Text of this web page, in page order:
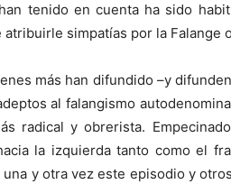
tenido en cuenta ha sido
atribuirle simpatías por la Falange
más han difundido –y
al falangismo
radical y obrerista.
la izquierda tanto como el
una y otra vez este episodio y